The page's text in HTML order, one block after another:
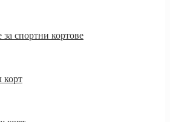
спортни кортове
корт